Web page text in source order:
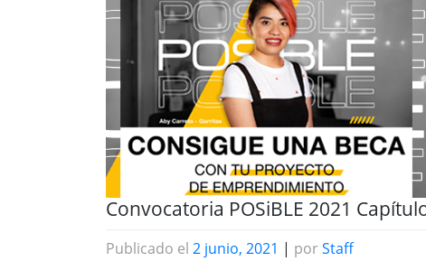
Convocatoria POSiBLE 2021
Publicado el 2 junio, 2021 | por Staff